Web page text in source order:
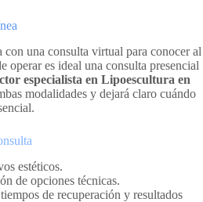
una consulta virtual para conocer al
operar es ideal una consulta presencial
especialista en Lipoescultura en
modalidades y dejará claro cuándo
estéticos.
de opciones técnicas.
de recuperación y resultados